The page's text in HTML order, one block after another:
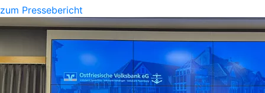
zum Pressebericht